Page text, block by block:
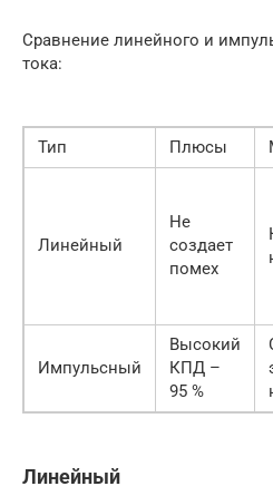
Сравнение линейного и
тока:
Тип Плюсы
Линейный
Не
создает
помех
Импульсный
Высокий
КПД –
95 %
Линейный